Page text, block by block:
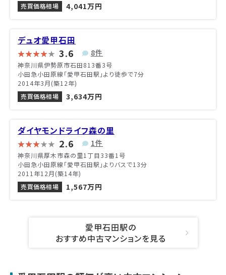
売買価格相場
4,041万円
デュオ愛甲石田
3.6 8件
神奈川県伊勢原市石田813番3号
小田急小田原線「愛甲石田駅」より徒歩で7分
2014年3月(築12年)
売買価格相場
3,634万円
ダイヤモンドライフ森の里
2.6 1件
神奈川県厚木市森の里1丁目33番1号
小田急小田原線「愛甲石田駅」よりバスで13分
2011年12月(築14年)
売買価格相場
1,567万円
愛甲石田駅の
おすすめ中古マンションを見る